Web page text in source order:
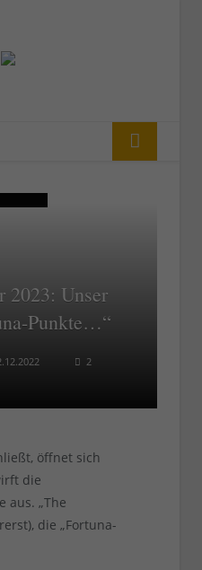
2023: Unser
Punkte…“
2
öffnet sich
die
aus. „The
die „Fortuna-